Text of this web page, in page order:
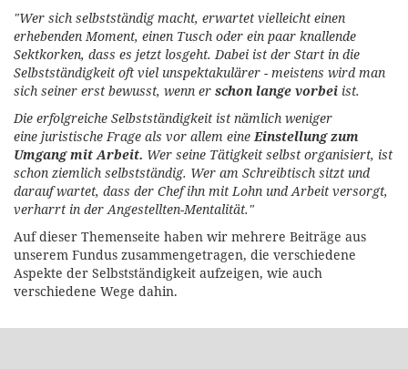
"Wer sich selbstständig macht, erwartet vielleicht einen
erhebenden Moment, einen Tusch oder ein paar knallende
Sektkorken, dass es jetzt losgeht. Dabei ist der Start in die
Selbstständigkeit oft viel unspektakulärer - meistens wird man
sich seiner erst bewusst, wenn er schon lange vorbei ist.
Die erfolgreiche Selbstständigkeit ist nämlich weniger
eine juristische Frage als vor allem eine Einstellung zum
Umgang mit Arbeit. Wer seine Tätigkeit selbst organisiert, ist
schon ziemlich selbstständig. Wer am Schreibtisch sitzt und
darauf wartet, dass der Chef ihn mit Lohn und Arbeit versorgt,
verharrt in der Angestellten-Mentalität."
Auf dieser Themenseite haben wir mehrere Beiträge aus
unserem Fundus zusammengetragen, die verschiedene
Aspekte der Selbstständigkeit aufzeigen, wie auch
verschiedene Wege dahin.